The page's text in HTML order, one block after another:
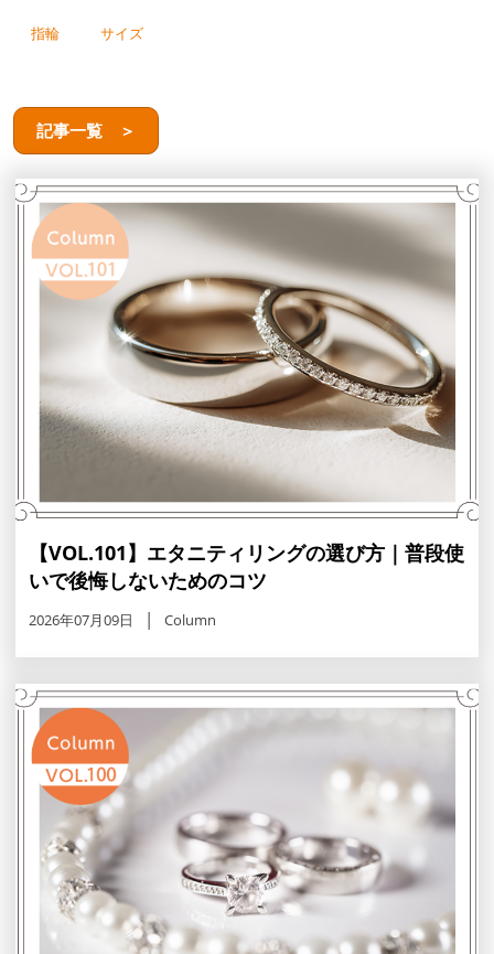
指輪 サイズ
記事一覧 ＞
【VOL.101】エタニティリングの選び方｜普段使
いで後悔しないためのコツ
2026年07月09日 Column